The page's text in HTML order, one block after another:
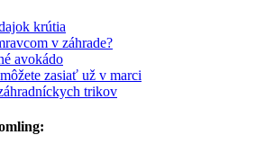
krútia
v záhrade?
avokádo
zasiať už v marci
trikov